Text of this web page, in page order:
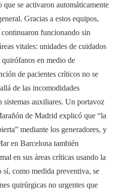
que se activaron automáticamente
Gracias a estos equipos,
funcionando sin
vitales: unidades de cuidados
en medio de
de pacientes críticos no se
de las incomodidades
sistemas auxiliares. Un portavoz
de Madrid explicó que “la
mediante los generadores, y
en Barcelona también
en sus áreas críticas usando la
sí, como medida preventiva, se
quirúrgicas no urgentes que